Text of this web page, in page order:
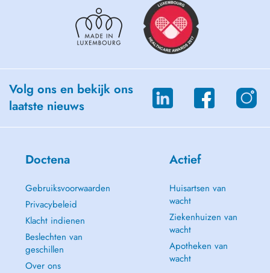
Volg ons en bekijk ons
laatste nieuws
Doctena
Gebruiksvoorwaarden
Privacybeleid
Klacht indienen
Beslechten van
geschillen
Over ons
Actief
Huisartsen van
wacht
Ziekenhuizen van
wacht
Apotheken van
wacht